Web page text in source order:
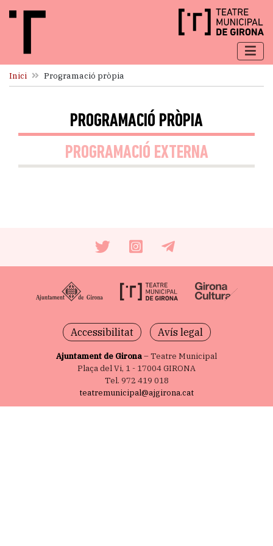
Inici Programació pròpia
PROGRAMACIÓ PRÒPIA
PROGRAMACIÓ EXTERNA
Accessibilitat Avís legal
Ajuntament de Girona– Teatre Municipal
Plaça del Vi, 1 - 17004 GIRONA
Tel. 972 419 018
teatremunicipal@ajgirona.cat